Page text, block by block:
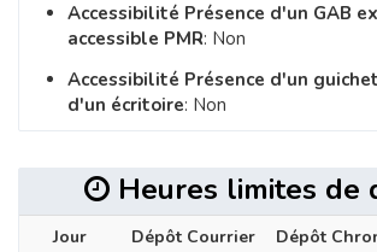
Accessibilité Présence d'un GAB
accessible PMR: Non
Accessibilité Présence d'un
d'un écritoire: Non
Heures limites de
Jour Dépôt Courrier Dépôt